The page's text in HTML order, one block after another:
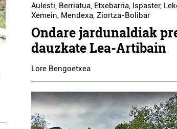
Aulesti Berriatua Etxebarria Ispaster,
Xemein Mendexa ,Ziortza-Bolibar
Ondare jardunaldiak
dauzkate Lea-Artibain
Lore Bengoetxea